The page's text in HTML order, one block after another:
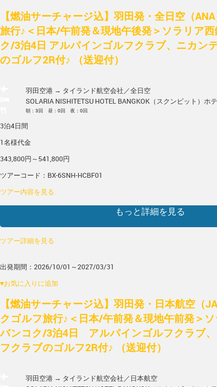
【燃油サーチャージ込】羽田発・全日空（
旅行♪＜日本/午前発＆現地午後発＞ソラリア
ク/3泊4日 アルパインゴルフクラブ、ニカン
のゴルフ2R付♪ （送迎付）
羽田空港 → タイランド航空会社／全日空
SOLARIA NISHITETSU HOTEL BANGKOK（スクンビット） ホ
朝：3回 昼：0回 夜：0回
3泊4日間
1名様代金
343,800円～541,800円
ツアーコード：BX-6SNH-HCBF01
ツアー内容を見る
もっと詳細を見る
ツアー詳細を見る
出発期間：2026/10/01～2027/03/31
♥お気に入りに追加
【燃油サーチャージ込】羽田発・日本航空（
クゴルフ旅行♪＜日本/午前発＆現地午前発＞
バンコク/3泊4日 アルパインゴルフクラブ
フクラブのゴルフ2R付♪ （送迎付）
羽田空港 → タイランド航空会社／日本航空